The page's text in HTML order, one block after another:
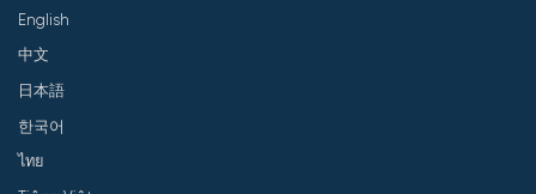
English
中文
日本語
한국어
ไทย